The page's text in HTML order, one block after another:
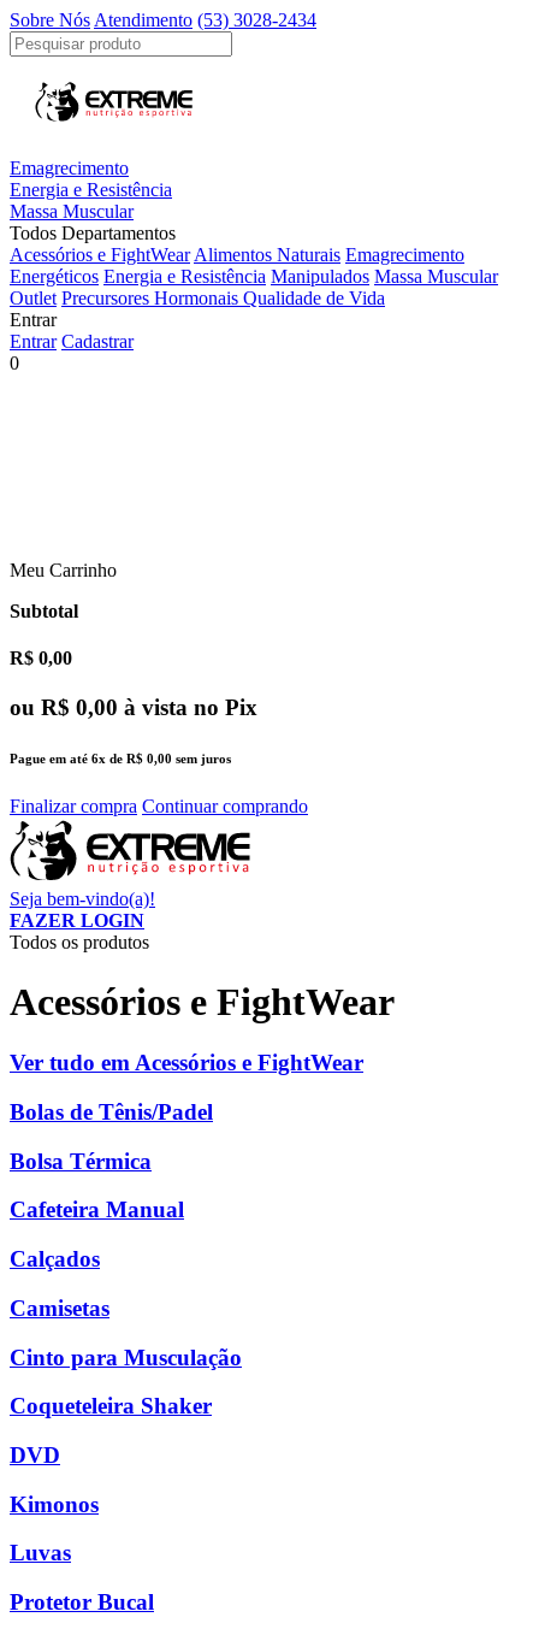
Sobre Nós Atendimento (53) 3028-2434
Emagrecimento
Energia e Resistência
Massa Muscular
Todos Departamentos
Acessórios e FightWear Alimentos Naturais Emagrecimento
Energéticos Energia e Resistência Manipulados Massa Muscular
Outlet Precursores Hormonais Qualidade de Vida
Entrar
Entrar Cadastrar
0
Meu Carrinho
Subtotal
R$ 0,00
ou R$ 0,00 à vista no Pix
Pague em até 6x de R$ 0,00 sem juros
Finalizar compra Continuar comprando
Seja bem-vindo(a)!
FAZER LOGIN
Todos os produtos
Acessórios e FightWear
Ver tudo em Acessórios e FightWear
Bolas de Tênis/Padel
Bolsa Térmica
Cafeteira Manual
Calçados
Camisetas
Cinto para Musculação
Coqueteleira Shaker
DVD
Kimonos
Luvas
Protetor Bucal